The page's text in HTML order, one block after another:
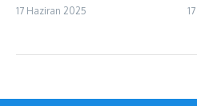
17 Haziran 2025